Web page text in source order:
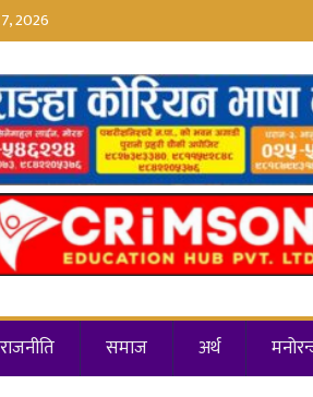
2026
राजनीति समाज अर्थ